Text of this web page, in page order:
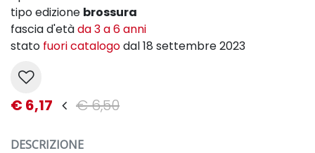
tipo edizione brossura
fascia d'etàda 3 a 6 anni
stato fuori catalogodal 18 settembre 2023
€ 6,17 € 6,50
DESCRIZIONE